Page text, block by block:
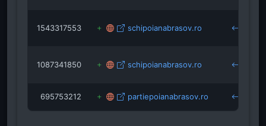
1543317553 schipoianabrasov.ro
1087341850 schipoianabrasov.ro
695753212 partiepoianabrasov.ro